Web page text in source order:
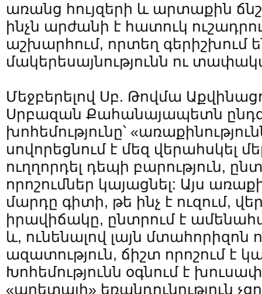
առանց հույզերի և արտաքին
ինչն արժանի է հատուկ
աշխարհում, որտեղ գերիշխում
մակերեսայնությունն ու
Մեջբերելով Սբ. Թովմա
Սրբազան Քահանայապետն
խոհեմությունը՝
սովորեցնում է մեզ վերահսկել
ուղղորդել դեպի բարություն,
որոշումներ կայացնել: Այս
մարդը գիտի, թե ինչ է ուզում,
իրավիճակը, ընտրում է
և, ունենալով լայն մտահորիզոն
ազատություն, ճիշտ որոշում է
Խոհեմությունն օգնում է
«աղետալի» եռանդունություն